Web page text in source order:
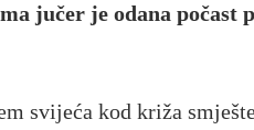
jučer je odana počast
svijeća kod križa